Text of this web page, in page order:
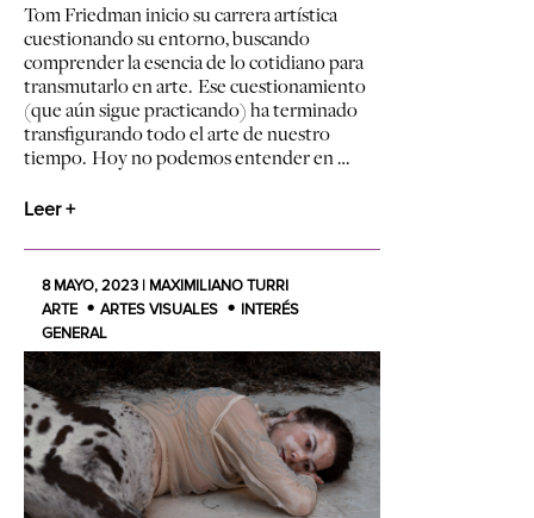
Tom Friedman inicio su carrera artística
cuestionando su entorno, buscando
comprender la esencia de lo cotidiano para
transmutarlo en arte. Ese cuestionamiento
(que aún sigue practicando) ha terminado
transfigurando todo el arte de nuestro
tiempo. Hoy no podemos entender en …
Leer +
8 MAYO, 2023 | MAXIMILIANO TURRI
ARTE
ARTES VISUALES
INTERÉS
GENERAL